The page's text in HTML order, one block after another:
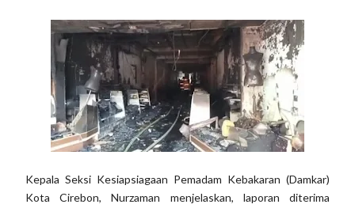
Kepala Seksi Kesiapsiagaan Pemadam Kebakaran (Damkar)
Kota Cirebon, Nurzaman menjelaskan, laporan diterima